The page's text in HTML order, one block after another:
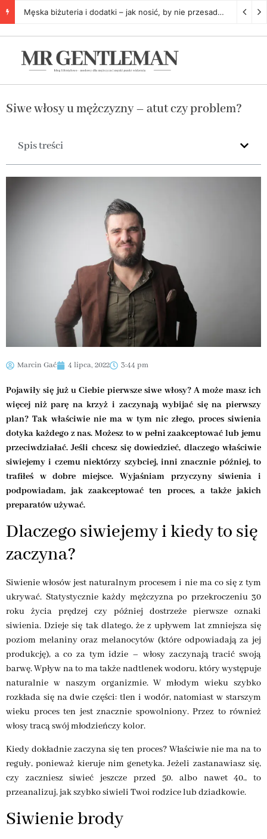
Męska biżuteria i dodatki – jak nosić, by nie przesadzić 5
Siwe włosy u mężczyzny – atut czy problem?
Spis treści
Marcin Gać 4 lipca, 2022 3:44 pm
Pojawiły się już u Ciebie pierwsze siwe włosy? A może masz ich
więcej niż parę na krzyż i zaczynają wybijać się na pierwszy
plan? Tak właściwie nie ma w tym nic złego, proces siwienia
dotyka każdego z nas. Możesz to w pełni zaakceptować lub jemu
przeciwdziałać. Jeśli chcesz się dowiedzieć, dlaczego właściwie
siwiejemy i czemu niektórzy szybciej, inni znacznie później, to
trafiłeś w dobre miejsce. Wyjaśniam przyczyny siwienia i
podpowiadam, jak zaakceptować ten proces, a także jakich
preparatów używać.
Dlaczego siwiejemy i kiedy to się
zaczyna?
Siwienie włosów jest naturalnym procesem i nie ma co się z tym
ukrywać. Statystycznie każdy mężczyzna po przekroczeniu 30
roku życia prędzej czy później dostrzeże pierwsze oznaki
siwienia. Dzieje się tak dlatego, że z upływem lat zmniejsza się
poziom melaniny oraz melanocytów (które odpowiadają za jej
produkcję), a co za tym idzie – włosy zaczynają tracić swoją
barwę. Wpływ na to ma także nadtlenek wodoru, który występuje
naturalnie w naszym organizmie. W młodym wieku szybko
rozkłada się na dwie części: tlen i wodór, natomiast w starszym
wieku proces ten jest znacznie spowolniony. Przez to również
włosy tracą swój młodzieńczy kolor.
Kiedy dokładnie zaczyna się ten proces? Właściwie nie ma na to
reguły, ponieważ kieruje nim genetyka. Jeżeli zastanawiasz się,
czy zaczniesz siwieć jeszcze przed 50. albo nawet 40., to
przeanalizuj, jak szybko siwieli Twoi rodzice lub dziadkowie.
Siwienie brody